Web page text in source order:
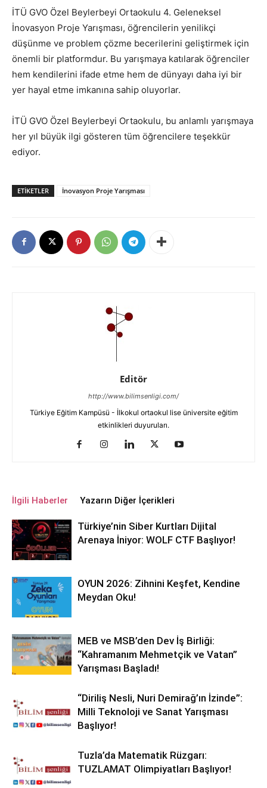
İTÜ GVO Özel Beylerbeyi Ortaokulu 4. Geleneksel
İnovasyon Proje Yarışması, öğrencilerin yenilikçi
düşünme ve problem çözme becerilerini geliştirmek için
önemli bir platformdur. Bu yarışmaya katılarak öğrenciler
hem kendilerini ifade etme hem de dünyayı daha iyi bir
yer hayal etme imkanına sahip oluyorlar.
İTÜ GVO Özel Beylerbeyi Ortaokulu, bu anlamlı yarışmaya
her yıl büyük ilgi gösteren tüm öğrencilere teşekkür
ediyor.
ETIKETLER İnovasyon Proje Yarışması
Editör
http://www.bilimsenligi.com/
Türkiye Eğitim Kampüsü - İlkokul ortaokul lise üniversite eğitim
etkinlikleri duyuruları.
İlgili Haberler Yazarın Diğer İçerikleri
Türkiye’nin Siber Kurtları Dijital
Arenaya İniyor: WOLF CTF Başlıyor!
OYUN 2026: Zihnini Keşfet, Kendine
Meydan Oku!
MEB ve MSB’den Dev İş Birliği:
“Kahramanım Mehmetçik ve Vatan”
Yarışması Başladı!
“Diriliş Nesli, Nuri Demirağ’ın İzinde”:
Milli Teknoloji ve Sanat Yarışması
Başlıyor!
Tuzla’da Matematik Rüzgarı:
TUZLAMAT Olimpiyatları Başlıyor!